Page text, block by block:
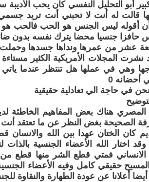
أبو التحليل النفسي كان يحب
قالت له أنت لا تحبني أنت تريد
أن أقوله ليس الجنس هو الحب فالحب
حافزا جنسيا محضا يترك نفسه بدون
عشر من عمرها ونداها جسدها
نشرت المجلات الأمريكية الكثير
وهي في عملها هل تنتظر عندما
0
نحن في حاجة الي تعادلية حقيقية
المصري هناك بعض المفاهيم الخاطئة
الصحيحة بغض النظر عن ما تعتقد أنت
كان الختان عهدا بين الله
وقد اختار الله الأعضاء الجنسية
فمتي قطع الشر منها قطع
حقيقي كامل وفيه الأعضاء
أعلانا عن عودة الطهارة والنقاوة